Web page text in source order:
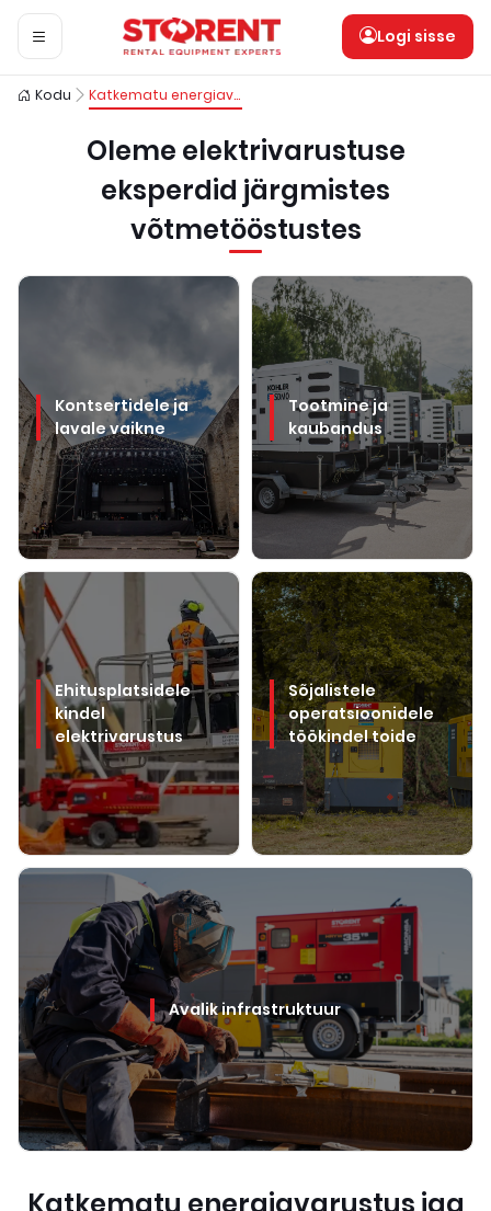
Logi sisse
Kodu Katkematu energiavarustus iga projekti jaoks
Oleme elektrivarustuse
eksperdid järgmistes
võtmetööstustes
Kontsertidele ja
lavale vaikne
Tootmine ja
kaubandus
Ehitusplatsidele
kindel
elektrivarustus
Sõjalistele
operatsioonidele
töökindel toide
Avalik infrastruktuur